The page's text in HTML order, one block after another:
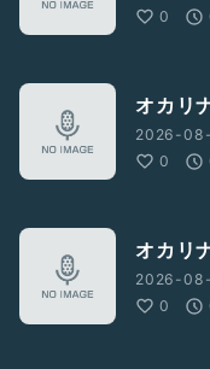
0
オカリ
2026-
0
オカリ
2026-
0